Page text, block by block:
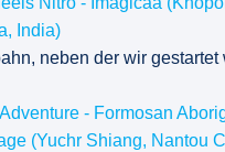
India)
neben der wir gestartet
- Formosan
(Yuchr Shiang, Nantou